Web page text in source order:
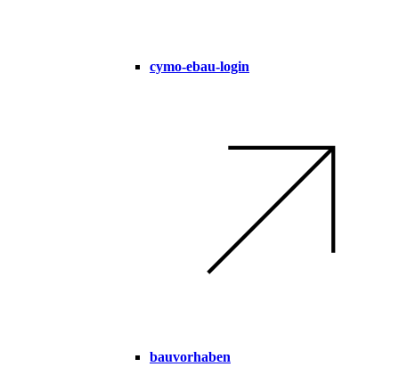
cymo-ebau-login
bauvorhaben